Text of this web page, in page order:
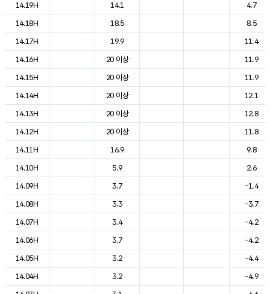
14.19H
14.1
4.7
14.18H
18.5
8.5
14.17H
19.9
11.4
14.16H
20 이상
11.9
14.15H
20 이상
11.9
14.14H
20 이상
12.1
14.13H
20 이상
12.8
14.12H
20 이상
11.8
14.11H
16.9
9.8
14.10H
5.9
2.6
14.09H
3.7
-1.4
14.08H
3.3
-3.7
14.07H
3.4
-4.2
14.06H
3.7
-4.2
14.05H
3.2
-4.4
14.04H
3.2
-4.9